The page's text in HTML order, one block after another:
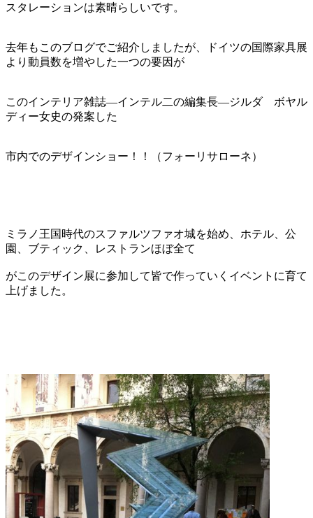
スタレーションは素晴らしいです。
去年もこのブログでご紹介しましたが、ドイツの国際家具展
より動員数を増やした一つの要因が
このインテリア雑誌―インテル二の編集長―ジルダ ボヤル
ディー女史の発案した
市内でのデザインショー！！（フォーリサローネ）
ミラノ王国時代のスファルツファオ城を始め、ホテル、公
園、ブティック、レストランほぼ全て
がこのデザイン展に参加して皆で作っていくイベントに育て
上げました。